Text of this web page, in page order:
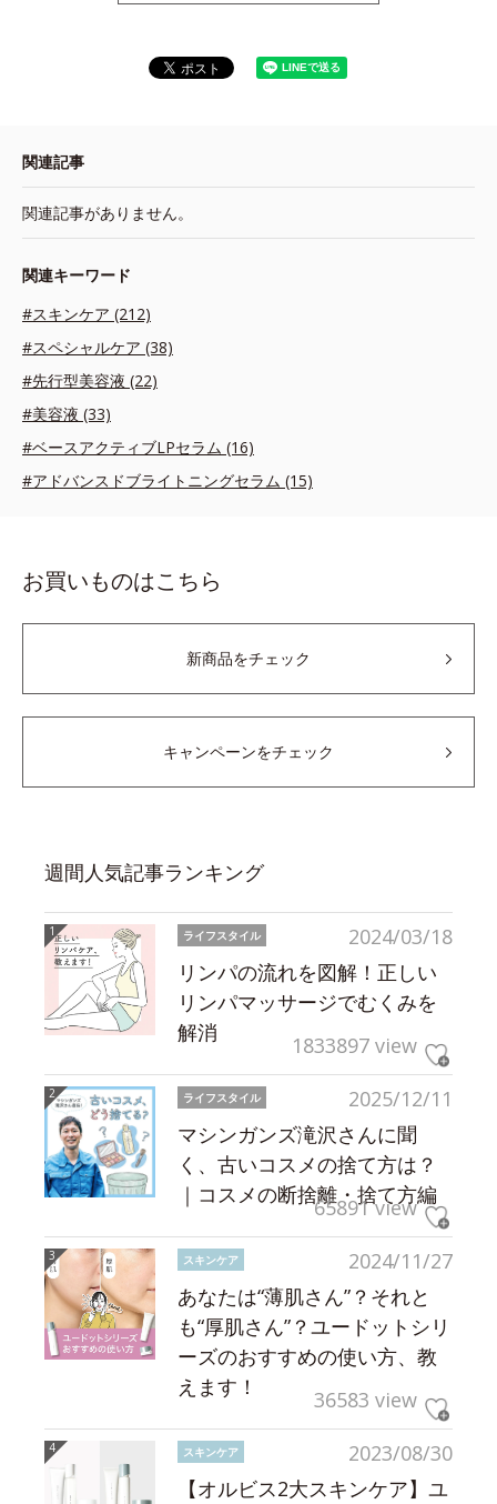
関連記事
関連記事がありません。
関連キーワード
#スキンケア (212)
#スペシャルケア (38)
#先行型美容液 (22)
#美容液 (33)
#ベースアクティブLPセラム (16)
#アドバンスドブライトニングセラム (15)
お買いものはこちら
新商品をチェック
キャンペーンをチェック
週間人気記事ランキング
2024/03/18
ライフスタイル
リンパの流れを図解！正しい
リンパマッサージでむくみを
解消
1833897 view
2025/12/11
ライフスタイル
マシンガンズ滝沢さんに聞
く、古いコスメの捨て方は？
｜コスメの断捨離・捨て方編
65891 view
2024/11/27
スキンケア
あなたは“薄肌さん”？それと
も“厚肌さん”？ユードットシリ
ーズのおすすめの使い方、教
えます！
36583 view
2023/08/30
スキンケア
【オルビス2大スキンケア】ユ